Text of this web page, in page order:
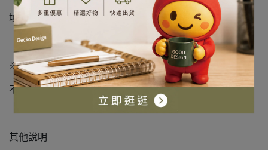
填充：100% Recycled polyester
※清洗方式: 手洗
不可漂白/ 不可烘乾/ 不可熨燙/ 不可乾洗
其他說明